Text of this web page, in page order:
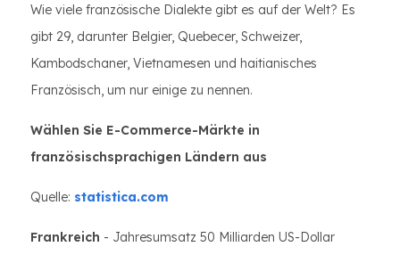
Wie viele französische Dialekte gibt es auf der Welt? Es
gibt 29, darunter Belgier, Quebecer, Schweizer,
Kambodschaner, Vietnamesen und haitianisches
Französisch, um nur einige zu nennen.
Wählen Sie E-Commerce-Märkte in
französischsprachigen Ländern aus
Quelle: statistica.com
Frankreich - Jahresumsatz 50 Milliarden US-Dollar